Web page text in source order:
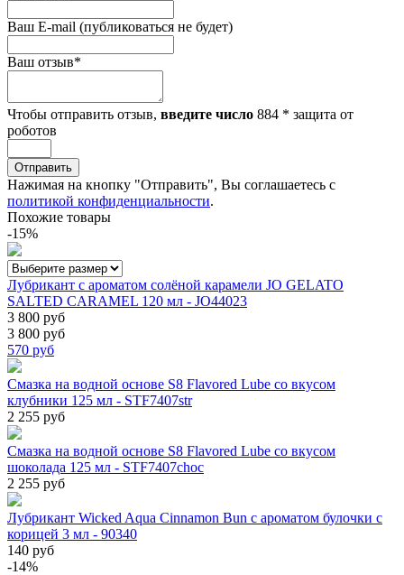
Ваш E-mail (публиковаться не будет)
Ваш отзыв*
Чтобы отправить отзыв, введите число 884 * защита от
роботов
Отправить
Нажимая на кнопку "Отправить", Вы соглашаетесь с
политикой конфиденциальности.
Похожие товары
-15%
Лубрикант с ароматом солёной карамели JO GELATO
SALTED CARAMEL 120 мл - JO44023
3 800 руб
3 800 руб
570 руб
Смазка на водной основе S8 Flavored Lube со вкусом
клубники 125 мл - STF7407str
2 255 руб
Смазка на водной основе S8 Flavored Lube со вкусом
шоколада 125 мл - STF7407choc
2 255 руб
Лубрикант Wicked Aqua Cinnamon Bun с ароматом булочки с
корицей 3 мл - 90340
140 руб
-14%